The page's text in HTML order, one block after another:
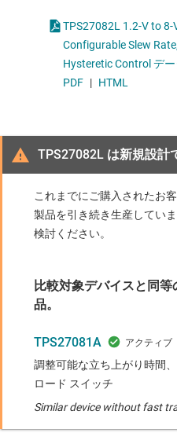
TPS27082L 1.2-V to 8-
Configurable Slew
Hysteretic Control デ
PDF | HTML
TPS27082L は新規設計
これまでにご購入されたお
製品を引き続き生産してい
検討ください。
比較対象デバイスと同
品。
TPS27081A
調整可能な立ち上がり時間
ロード スイッチ
Similar device without fast